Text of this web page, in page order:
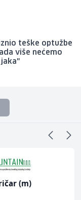
teške optužbe
više nećemo
(m)